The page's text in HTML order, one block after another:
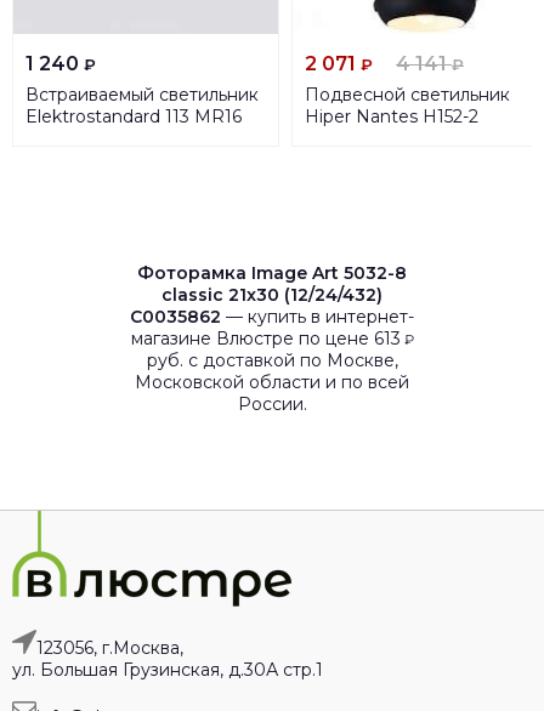
1 240 ₽
Встраиваемый светильник
Elektrostandard 113 MR16
2 071 ₽ 4 141₽
Подвесной светильник
Hiper Nantes H152-2
Фоторамка Image Art 5032-8
classic 21x30 (12/24/432)
C0035862 — купить в интернет-
магазине Влюстре по цене 613 ₽
руб. с доставкой по Москве,
Московской области и по всей
России.
123056, г.Москва,
ул. Большая Грузинская, д.30А стр.1